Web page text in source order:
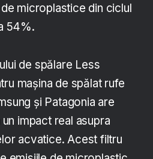
microplastice din ciclul
54%.
de spălare Less
mașina de spălat rufe
și Patagonia are
impact real asupra
acvatice. Acest filtru